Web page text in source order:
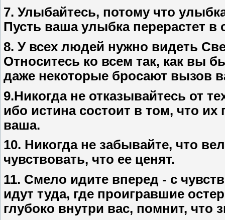
7. Улыбайтесь, потому что
Пусть ваша улыбка перерастет в
8. У всех людей нужно видеть
Относитесь ко всем так, как вы
даже некоторые бросают вызов
9.Никогда не отказывайтесь от
ибо истина состоит в том, что
ваша.
10. Никогда не забывайте, что
чувствовать, что ее ценят.
11. Смело идите вперед - с
идут туда, где проигравшие
глубоко внутри вас, помнит, что